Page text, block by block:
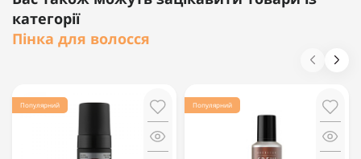
категорії
Пінка для волосся
Популярний Популярний